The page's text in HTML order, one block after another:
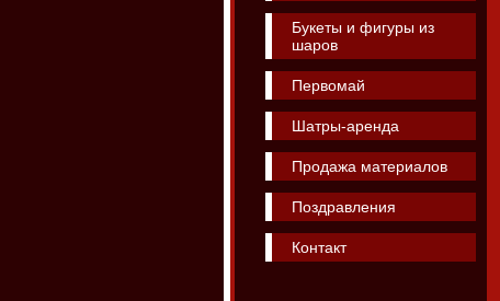
Букеты и фигуры из
шаров
Первомай
Шатры-аренда
Продажа материалов
Поздравления
Контакт